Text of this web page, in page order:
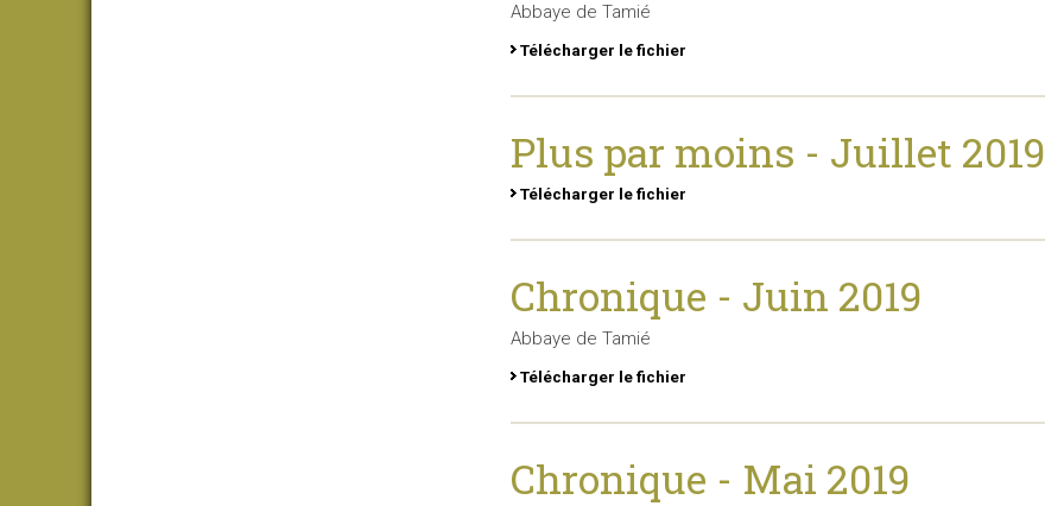
Abbaye de Tamié
Télécharger le fichier
Plus par moins - Juillet 2019
Télécharger le fichier
Chronique - Juin 2019
Abbaye de Tamié
Télécharger le fichier
Chronique - Mai 2019